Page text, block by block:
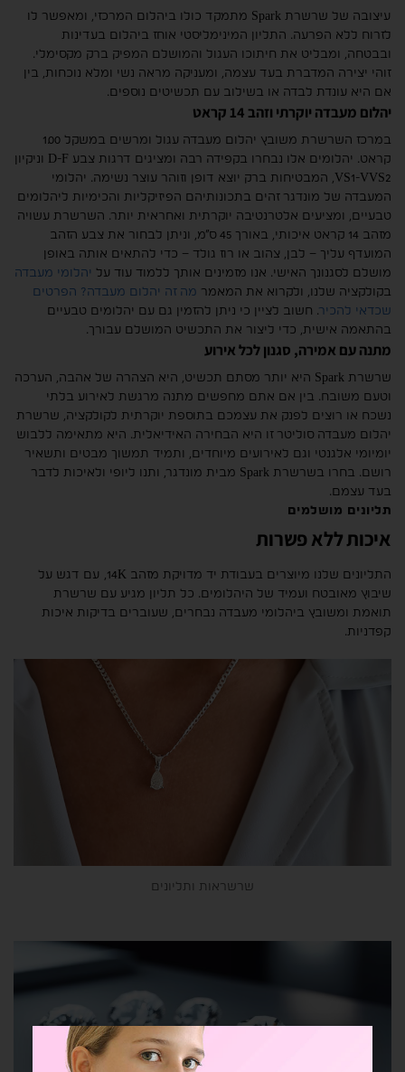
עיצובה של שרשרת Spark מתמקד כולו ביהלום המרכזי, ומאפשר לו
לזרוח ללא הפרעה. התליון המינימליסטי אוחז ביהלום בעדינות
ובבטחה, ומבליט את חיתוכו העגול והמושלם המפיק ברק מקסימלי.
זוהי יצירה המדברת בעד עצמה, ומעניקה מראה נשי ומלא נוכחות, בין
אם היא עונדת לבדה או בשילוב עם תכשיטים נוספים.
יהלום מעבדה יוקרתי וזהב 14 קראט
במרכז השרשרת משובץ יהלום מעבדה עגול ומרשים במשקל 1.00
קראט. יהלומים אלו נבחרו בקפידה רבה ומציגים דרגות צבע D-F וניקיון
VS1-VVS2, המבטיחות ברק יוצא דופן וזוהר עוצר נשימה. יהלומי
המעבדה של מונדגר זהים בתכונותיהם הפיזיקליות והכימיות ליהלומים
טבעיים, ומציעים אלטרנטיבה יוקרתית ואחראית יותר. השרשרת עשויה
מזהב 14 קראט איכותי, באורך 45 ס”מ, וניתן לבחור את צבע הזהב
המועדף עליך – לבן, צהוב או רוז גולד – כדי להתאים אותה באופן
מושלם לסגנונך האישי. אנו מזמינים אותך ללמוד עוד על יהלומי מעבדה
בקולקציה שלנו, ולקרוא את המאמר מה זה יהלום מעבדה? הפרטים
שכדאי להכיר . חשוב לציין כי ניתן להזמין גם עם יהלומים טבעיים
בהתאמה אישית, כדי ליצור את התכשיט המושלם עבורך.
מתנה עם אמירה, סגנון לכל אירוע
שרשרת Spark היא יותר מסתם תכשיט, היא הצהרה של אהבה, הערכה
וטעם משובח. בין אם אתם מחפשים מתנה מרגשת לאירוע בלתי
נשכח או רוצים לפנק את עצמכם בתוספת יוקרתית לקולקציה, שרשרת
יהלום מעבדה סוליטר זו היא הבחירה האידיאלית. היא מתאימה ללבוש
יומיומי אלגנטי וגם לאירועים מיוחדים, ותמיד תמשוך מבטים ותשאיר
רושם. בחרו בשרשרת Spark מבית מונדגר, ותנו ליופי ולאיכות לדבר
בעד עצמם.
תליונים מושלמים
איכות ללא פשרות
התליונים שלנו מיוצרים בעבודת יד מדויקת מזהב 14K, עם דגש על
שיבוץ מאובטח ועמיד של היהלומים. כל תליון מגיע עם שרשרת
תואמת ומשובץ ביהלומי מעבדה נבחרים, שעוברים בדיקות איכות
קפדניות.
שרשראות ותליונים